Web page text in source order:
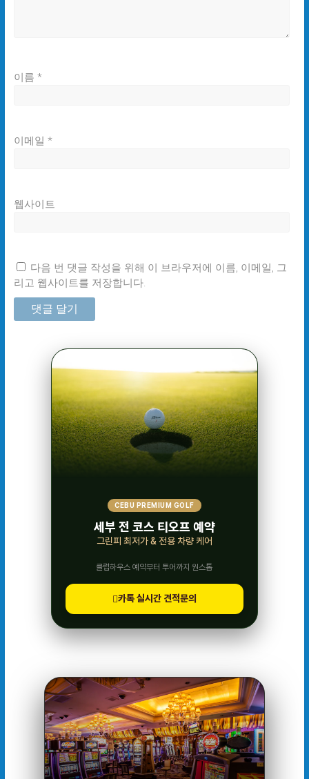
이름 *
이메일 *
웹사이트
다음 번 댓글 작성을 위해 이 브라우저에 이름, 이메일, 그
리고 웹사이트를 저장합니다.
CEBU PREMIUM GOLF
세부 전 코스 티오프 예약
그린피 최저가 & 전용 차량 케어
클럽하우스 예약부터 투어까지 원스톱
카톡 실시간 견적문의